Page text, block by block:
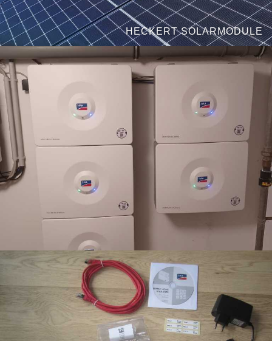
HECKERT SOLARMODULE